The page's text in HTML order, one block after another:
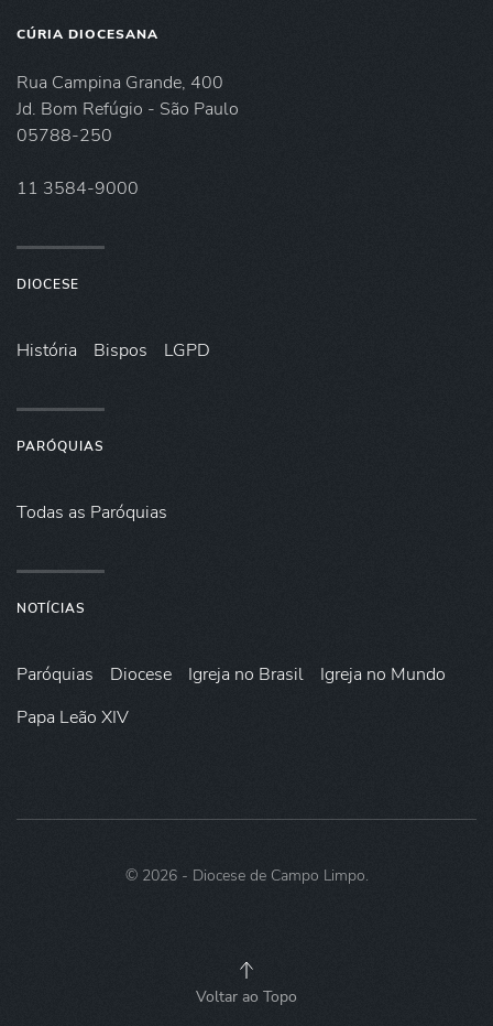
CÚRIA DIOCESANA
Rua Campina Grande, 400
Jd. Bom Refúgio - São Paulo
05788-250
11 3584-9000
DIOCESE
História Bispos LGPD
PARÓQUIAS
Todas as Paróquias
NOTÍCIAS
Paróquias Diocese Igreja no Brasil
Igreja no Mundo
Papa Leão XIV
© 2026- Diocese de Campo Limpo.
Voltar ao Topo